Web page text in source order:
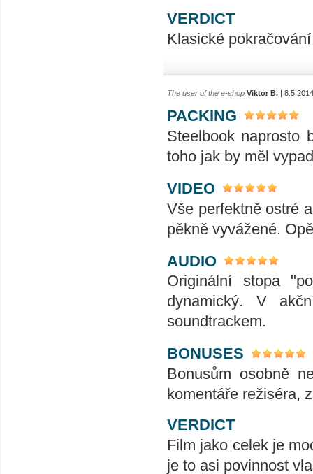
VERDICT
Klasické
The user of the e-shop Viktor B. |
PACKING
Steelbook naprosto
toho jak by měl
VIDEO
Vše perfektně ostré
pěkně vyvážené.
AUDIO
Originální stopa
dynamický. V
soundtrackem.
BONUSES
Bonusům osobně
komentáře režiséra,
VERDICT
Film jako celek je
je to asi povinnost